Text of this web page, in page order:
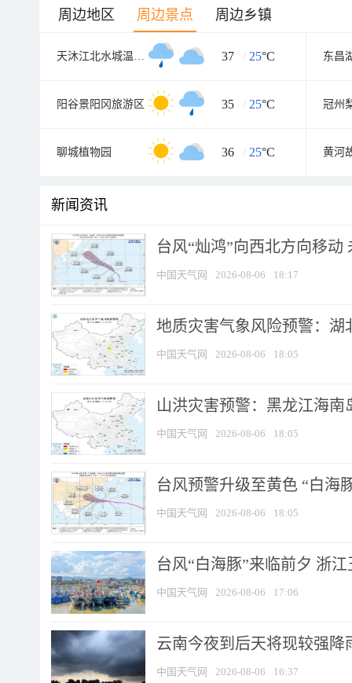
周边地区 周边景点 周边乡镇
天沐江北水城温泉度假村 37 / 25°C 东昌
阳谷景阳冈旅游区 35 / 25°C 冠州
聊城植物园 36 / 25°C
新闻资讯
台风“灿鸿”向西北方向移动
中国天气网 2026-08-06 18:17
地质灾害气象风险预警：湖
中国天气网 2026-08-06 18:05
山洪灾害预警：黑龙江海
中国天气网 2026-08-06 18:05
台风预警升级至黄色 “白海
中国天气网 2026-08-06 18:05
台风“白海豚”来临前夕 浙
中国天气网 2026-08-06 17:06
云南今夜到后天将现较强降
中国天气网 2026-08-06 16:37